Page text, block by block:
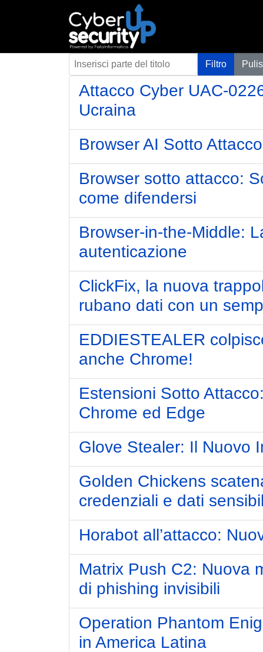
Inserisci parte del titolo Filtro
Attacco Cyber UAC-
Ucraina
Browser AI Sotto
Browser sotto attacco:
come difendersi
Browser-in-the-Middle:
autenticazione
ClickFix, la nuova
rubano dati con un
EDDIESTEALER
anche Chrome!
Estensioni Sotto
Chrome ed Edge
Glove Stealer: Il Nuovo
Golden Chickens
credenziali e dati
Horabot all’attacco:
Matrix Push C2: Nuova
di phishing invisibili
Operation Phantom
in America Latina